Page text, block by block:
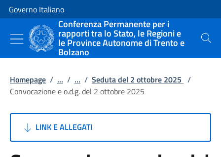
Vai al contenuto
Vai alla navigazione del sito
Governo Italiano
Conferenza Permanente per i
rapporti tra lo Stato, le Regioni e
le Province Autonome di Trento e
Bolzano
Cerca
Homepage / ... / ... / Seduta del 2 ottobre 2025 /
Convocazione e o.d.g. del 2 ottobre 2025
LINK E ALLEGATI